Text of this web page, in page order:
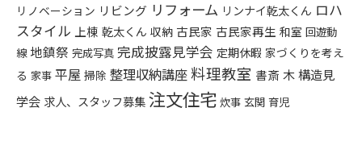
リノベーション リビング リフォーム リンナイ乾太くん ロハ
スタイル 上棟 乾太くん 収納 古民家 古民家再生 和室 回遊動
線 地鎮祭 完成写真 完成披露見学会 定期休暇 家づくりを考え
る 家事 平屋 掃除 整理収納講座料理教室 書斎 木構造見
学会 求人、スタッフ募集注文住宅 炊事 玄関 育児